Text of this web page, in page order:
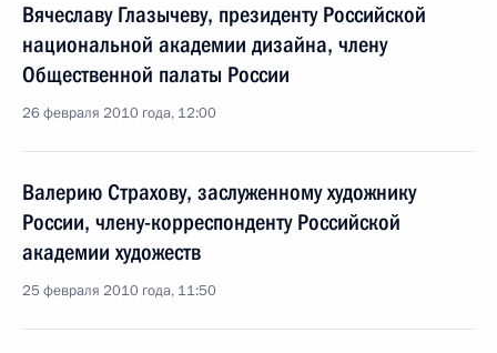
Вячеславу Глазычеву, президенту Российской
национальной академии дизайна, члену
Общественной палаты России
26 февраля 2010 года, 12:00
Валерию Страхову, заслуженному художнику
России, члену-корреспонденту Российской
академии художеств
25 февраля 2010 года, 11:50